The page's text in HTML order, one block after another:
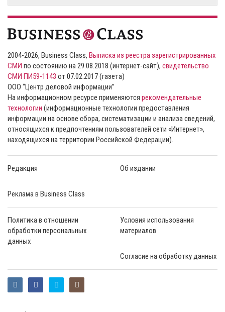
2004-2026, Business Class, Выписка из реестра зарегистрированных
СМИ по состоянию на 29.08.2018 (интернет-сайт), свидетельство
СМИ ПИ59-1143 от 07.02.2017 (газета)
ООО “Центр деловой информации”
На информационном ресурсе применяются рекомендательные
технологии (информационные технологии предоставления
информации на основе сбора, систематизации и анализа сведений,
относящихся к предпочтениям пользователей сети «Интернет»,
находящихся на территории Российской Федерации).
Редакция Об издании
Реклама в Business Class
Политика в отношении
обработки персональных
данных
Условия использования
материалов
Согласие на обработку данных